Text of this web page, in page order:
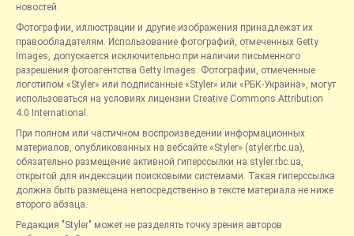
новостей.
Фотографии, иллюстрации и другие изображения принадлежат их
правообладателям. Использование фотографий, отмеченных Getty
Images, допускается исключительно при наличии письменного
разрешения фотоагентства Getty Images. Фотографии, отмеченные
логотипом «Styler» или подписанные «Styler» или «РБК-Украина», могут
использоваться на условиях лицензии Creative Commons Attribution
4.0 International.
При полном или частичном воспроизведении информационных
материалов, опубликованных на вебсайте «Styler» (styler.rbc.ua),
обязательно размещение активной гиперссылки на styler.rbc.ua,
открытой для индексации поисковыми системами. Такая гиперссылка
должна быть размещена непосредственно в тексте материала не ниже
второго абзаца.
Редакция "Styler" может не разделять точку зрения авторов